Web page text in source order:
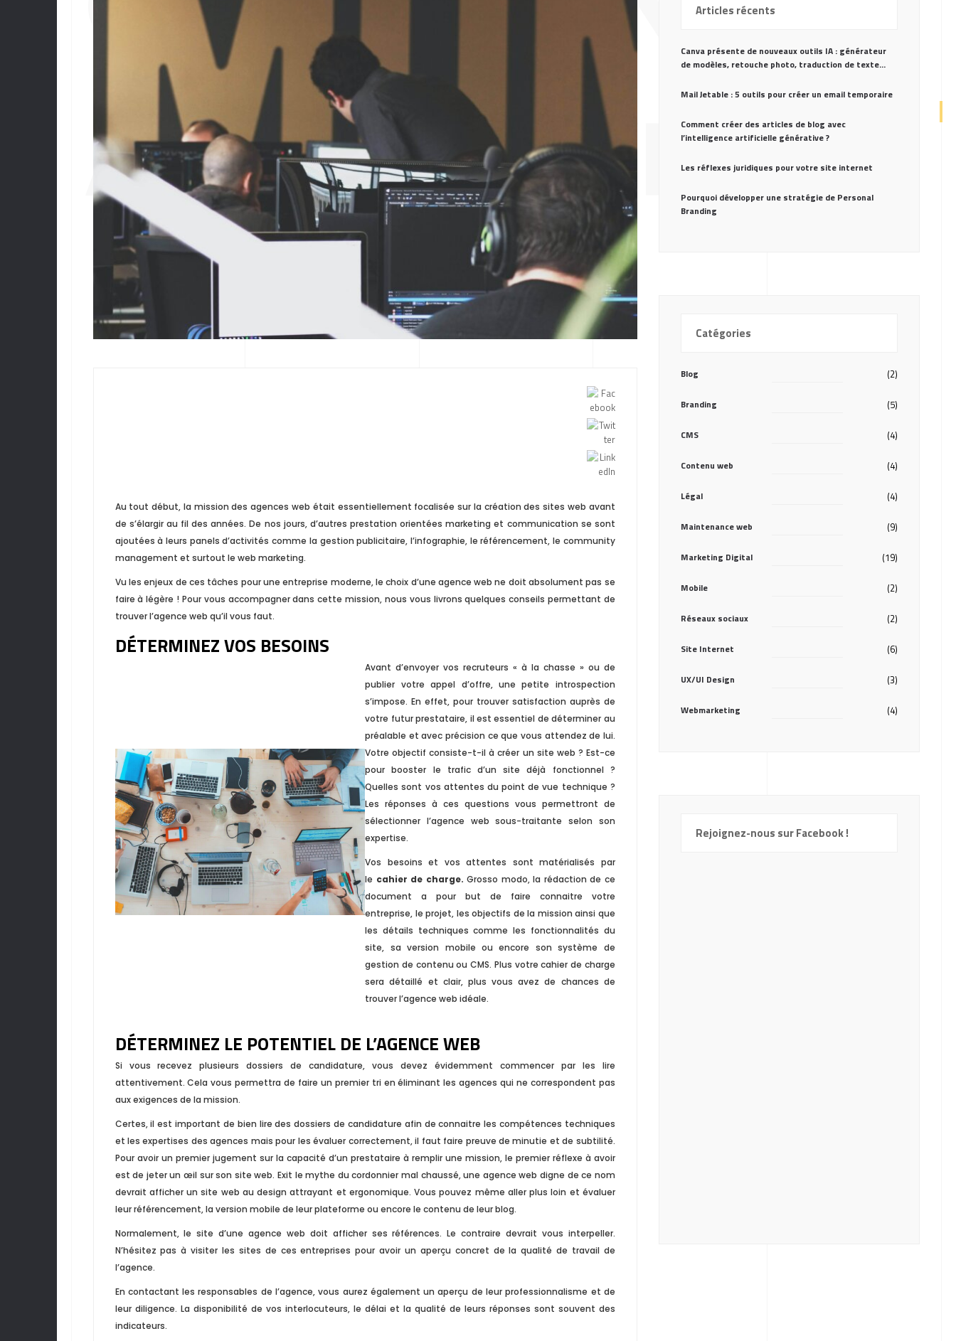
BRANDING
WEBMARKETING
RÉSEAUX SOCIAUX
AGENCE WEB ?
Au tout début, la mission des agences web était essentiellement focalisée sur la création des sites web avant
de s’élargir au fil des années. De nos jours, d’autres prestation orientées marketing et communication se sont
ajoutées à leurs panels d’activités comme la gestion publicitaire, l’infographie, le référencement, le community
management et surtout le web marketing.
Vu les enjeux de ces tâches pour une entreprise moderne, le choix d’une agence web ne doit absolument pas se
faire à légère ! Pour vous accompagner dans cette mission, nous vous livrons quelques conseils permettant de
trouver l’agence web qu’il vous faut.
DÉTERMINEZ VOS BESOINS
Avant d’envoyer vos recruteurs « à la chasse » ou de
publier votre appel d’offre, une petite introspection
s’impose. En effet, pour trouver satisfaction auprès de
votre futur prestataire, il est essentiel de déterminer au
préalable et avec précision ce que vous attendez de lui.
Votre objectif consiste-t-il à créer un site web ? Est-ce
pour booster le trafic d’un site déjà fonctionnel ?
Quelles sont vos attentes du point de vue technique ?
Les réponses à ces questions vous permettront de
sélectionner l’agence web sous-traitante selon son
expertise.
Vos besoins et vos attentes sont matérialisés par
le cahier de charge. Grosso modo, la rédaction de ce
document a pour but de faire connaitre votre
entreprise, le projet, les objectifs de la mission ainsi que
les détails techniques comme les fonctionnalités du
site, sa version mobile ou encore son système de
gestion de contenu ou CMS. Plus votre cahier de charge
sera détaillé et clair, plus vous avez de chances de
trouver l’agence web idéale.
DÉTERMINEZ LE POTENTIEL DE L’AGENCE WEB
Si vous recevez plusieurs dossiers de candidature, vous devez évidemment commencer par les lire
attentivement. Cela vous permettra de faire un premier tri en éliminant les agences qui ne correspondent pas
aux exigences de la mission.
Certes, il est important de bien lire des dossiers de candidature afin de connaitre les compétences techniques
et les expertises des agences mais pour les évaluer correctement, il faut faire preuve de minutie et de subtilité.
Pour avoir un premier jugement sur la capacité d’un prestataire à remplir une mission, le premier réflexe à avoir
est de jeter un œil sur son site web. Exit le mythe du cordonnier mal chaussé, une agence web digne de ce nom
devrait afficher un site web au design attrayant et ergonomique. Vous pouvez même aller plus loin et évaluer
leur référencement, la version mobile de leur plateforme ou encore le contenu de leur blog.
Normalement, le site d’une agence web doit afficher ses références. Le contraire devrait vous interpeller.
N’hésitez pas à visiter les sites de ces entreprises pour avoir un aperçu concret de la qualité de travail de
l’agence.
En contactant les responsables de l’agence, vous aurez également un aperçu de leur professionnalisme et de
leur diligence. La disponibilité de vos interlocuteurs, le délai et la qualité de leurs réponses sont souvent des
indicateurs.
Articles récents
Canva présente de nouveaux outils IA : générateur
de modèles, retouche photo, traduction de texte…
Mail Jetable : 5 outils pour créer un email temporaire
Comment créer des articles de blog avec
l’intelligence artificielle générative ?
Les réflexes juridiques pour votre site internet
Pourquoi développer une stratégie de Personal
Branding
Catégories
Blog (2)
Branding (5)
CMS (4)
Contenu web (4)
Légal (4)
Maintenance web (9)
Marketing Digital (19)
Mobile (2)
Réseaux sociaux (2)
Site Internet (6)
UX/UI Design (3)
Webmarketing (4)
Rejoignez-nous sur Facebook !